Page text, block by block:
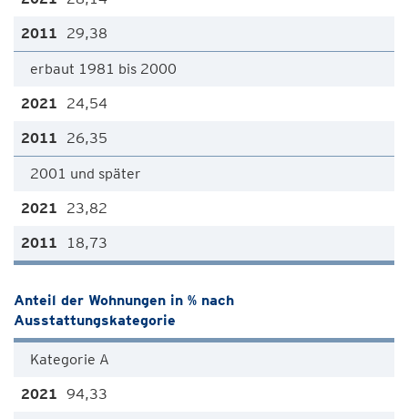
29,38
erbaut 1981 bis 2000
24,54
26,35
2001 und später
23,82
18,73
Anteil der Wohnungen in % nach
Ausstattungskategorie
Kategorie A
94,33